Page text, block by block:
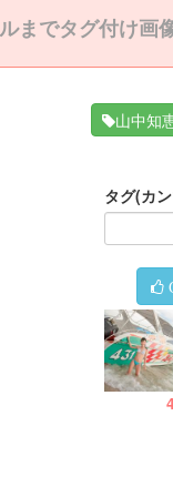
までタグ付け画
山中知
タグ(カ